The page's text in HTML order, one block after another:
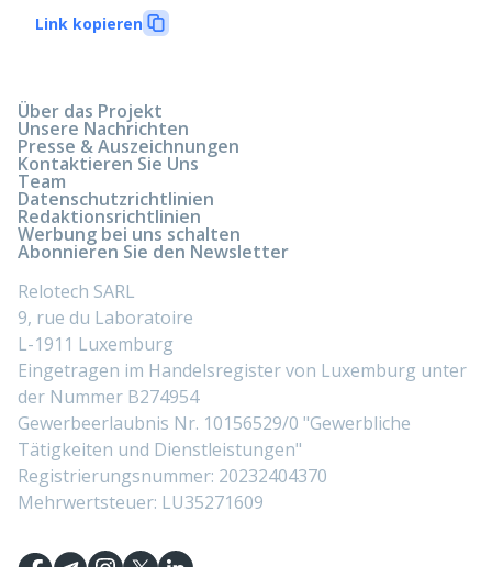
Link kopieren
Über das Projekt
Unsere Nachrichten
Presse & Auszeichnungen
Kontaktieren Sie Uns
Team
Datenschutzrichtlinien
Redaktionsrichtlinien
Werbung bei uns schalten
Abonnieren Sie den Newsletter
Relotech SARL
9, rue du Laboratoire
L-1911 Luxemburg
Eingetragen im Handelsregister von Luxemburg unter
der Nummer B274954
Gewerbeerlaubnis Nr. 10156529/0 "Gewerbliche
Tätigkeiten und Dienstleistungen"
Registrierungsnummer: 20232404370
Mehrwertsteuer: LU35271609